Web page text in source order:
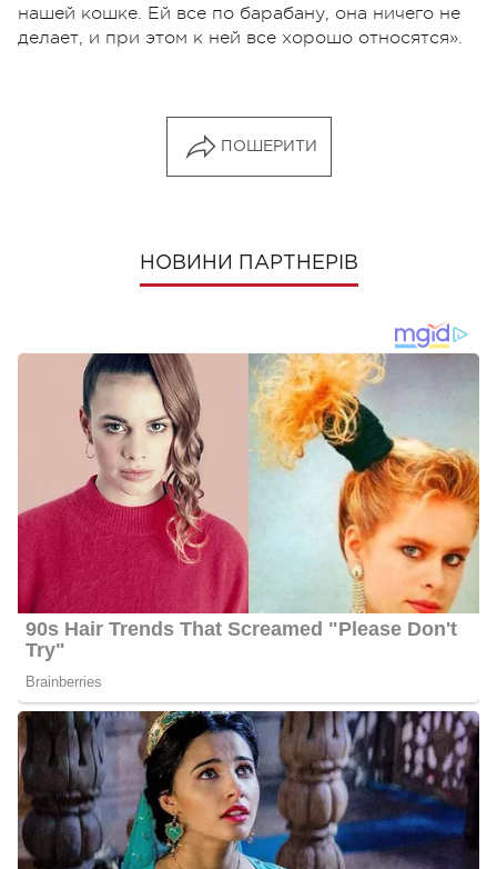
нашей кошке. Ей все по барабану, она ничего не
делает, и при этом к ней все хорошо относятся».
ПОШЕРИТИ
НОВИНИ ПАРТНЕРІВ